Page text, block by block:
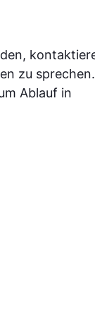
jetzt
sicherer.
zu sprechen.
Ablauf in